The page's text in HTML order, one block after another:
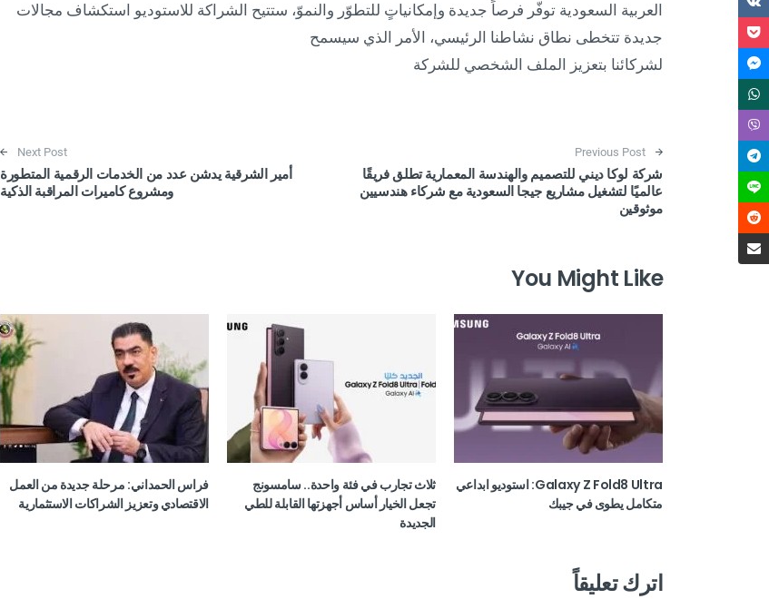
العربية السعودية توفّر فرصاً جديدة وإمكانياتٍ للتطوّر والنموّ، ستتيح الشراكة للاستوديو استكشاف مجالات
جديدة تتخطى نطاق نشاطنا الرئيسي، الأمر الذي سيسمح
لشركائنا بتعزيز الملف الشخصي للشركة
Post navigation
Previous Post
شركة لوكا ديني للتصميم والهندسة المعمارية تطلق فريقًا
عالميًا لتشغيل مشاريع جيجا السعودية مع شركاء هندسيين
موثوقين
Next Post
أمير الشرقية يدشن عدد من الخدمات الرقمية المتطورة
ومشروع كاميرات المراقبة الذكية
You Might Like
Galaxy Z Fold8 Ultra: استوديو ابداعي
متكامل يطوى في جيبك
ثلاث تجارب في فئة واحدة.. سامسونج
تجعل الخيار أساس أجهزتها القابلة للطي
الجديدة
فراس الحمداني: مرحلة جديدة من العمل
الاقتصادي وتعزيز الشراكات الاستثمارية
اترك تعليقاً